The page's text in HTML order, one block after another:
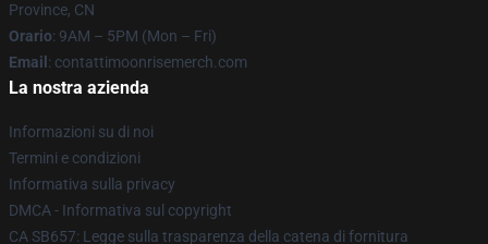
Province, CN
Orario: 9AM – 5PM (Mon – Fri)
Email : contattimoonrisemerch.com
La nostra azienda
Informazioni su di noi
Termini e condizioni
Informativa sulla privacy
DMCA - Informativa sul copyright
CA SB657: Legge sulla trasparenza della catena di fornitura